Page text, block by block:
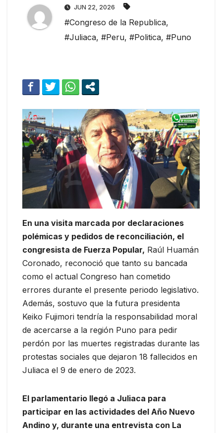
JUN 22, 2026
#Congreso de la Republica,
#Juliaca, #Peru, #Politica, #Puno
En una visita marcada por declaraciones
polémicas y pedidos de reconciliación, el
congresista de Fuerza Popular, Raúl Huamán
Coronado, reconoció que tanto su bancada
como el actual Congreso han cometido
errores durante el presente periodo legislativo.
Además, sostuvo que la futura presidenta
Keiko Fujimori tendría la responsabilidad moral
de acercarse a la región Puno para pedir
perdón por las muertes registradas durante las
protestas sociales que dejaron 18 fallecidos en
Juliaca el 9 de enero de 2023.
El parlamentario llegó a Juliaca para
participar en las actividades del Año Nuevo
Andino y, durante una entrevista con La